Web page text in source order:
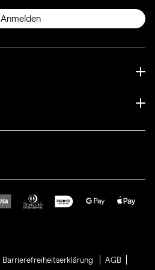
Anmelden
Barrierefreiheitserklärung AGB